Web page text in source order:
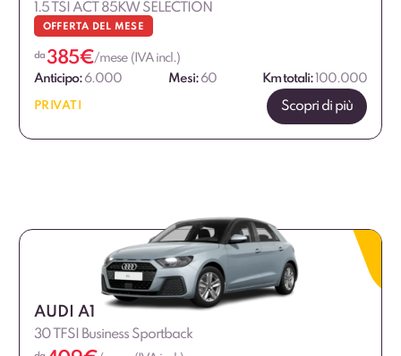
1.5 TSI ACT 85KW SELECTION
OFFERTA DEL MESE
da 385€/mese (IVA incl.)
Anticipo: 6.000 Mesi: 60 Km totali: 100.000
PRIVATI Scopri di più
AUDI A1
30 TFSI Business Sportback